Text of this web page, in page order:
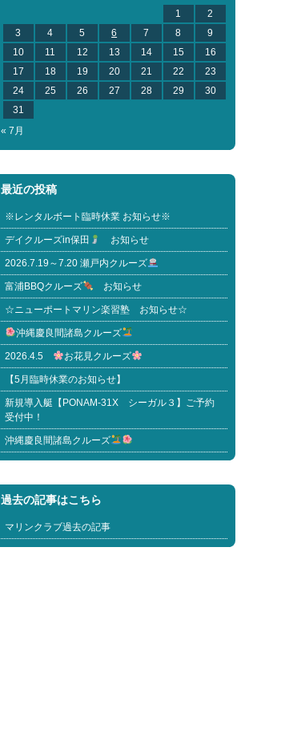
1
2
3
4 5 6 7 8
9
10
11 12 13 14 15
16
17
18 19 20 21 22
23
24
25 26 27 28 29
30
31
« 7月
最近の投稿
※レンタルボート臨時休業 お知らせ※
デイクルーズin保田 お知らせ
2026.7.19～7.20 瀬戸内クルーズ
富浦BBQクルーズ お知らせ
☆ニューポートマリン楽習塾 お知らせ☆
沖縄慶良間諸島クルーズ
2026.4.5 お花見クルーズ
【5月臨時休業のお知らせ】
新規導入艇【PONAM-31X シーガル３】ご予約
受付中！
沖縄慶良間諸島クルーズ
過去の記事はこちら
マリンクラブ過去の記事